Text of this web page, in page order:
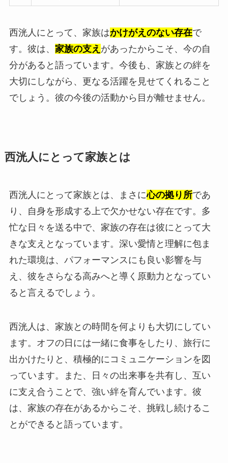
西洸人にとって、家族はかけがえのない存在で
す。彼は、 家族の支え があったからこそ、今の自
分があると語っています。今後も、家族との絆を
大切にしながら、更なる活躍を見せてくれること
でしょう。彼の今後の活動から目が離せません。
西洸人にとって家族とは
西洸人にとって家族とは、まさに心の拠り所であ
り、自身を形成する上で欠かせない存在です。多
忙な日々を送る中で、家族の存在は彼にとって大
きな支えとなっています。深い愛情と理解に包ま
れた環境は、パフォーマンスにも良い影響を与
え、彼をさらなる高みへと導く原動力となってい
ると言えるでしょう。
西洸人は、家族との時間を何よりも大切にしてい
ます。オフの日には一緒に食事をしたり、旅行に
出かけたりと、積極的にコミュニケーションを図
っています。また、日々の出来事を共有し、互い
に支え合うことで、強い絆を育んでいます。彼
は、家族の存在があるからこそ、挑戦し続けるこ
とができると語っています。